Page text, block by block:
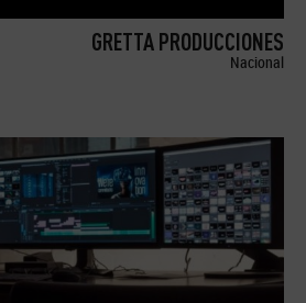
GRETTA PRODUCCIONES
Nacional